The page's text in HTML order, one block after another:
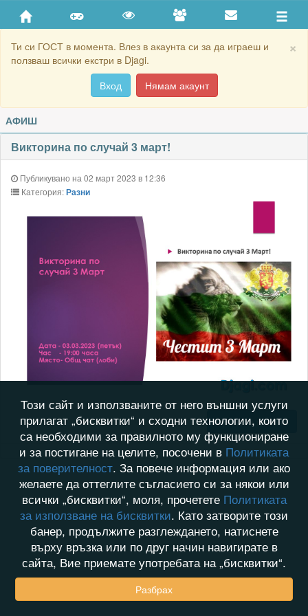
×
Ти си ГОСТ в момента. Влез в акаунта си за да играеш и
ползваш всички екстри в Djagi.
Вход
Нямам акаунт
АФИШ
Викторина по случай 3 март!
Публикувано на 02 март 2023 в 12:36
Категория:Разни
Прочети повече
Този сайт и използваните от него външни услуги
прилагат „бисквитки“ и сходни технологии, които
са необходими за правилното му функциониране
и за постигане на целите, посочени в Политиката
за поверителност. За повече информация или ако
желаете да оттеглите съгласието си за някои или
всички „бисквитки“, моля, прочетете Политиката
за използване на бисквитки. Като затворите този
банер, продължите разглеждането, натиснете
върху връзка или по друг начин навигирате в
сайта, Вие приемате употребата на „бисквитки“.
Разбрах